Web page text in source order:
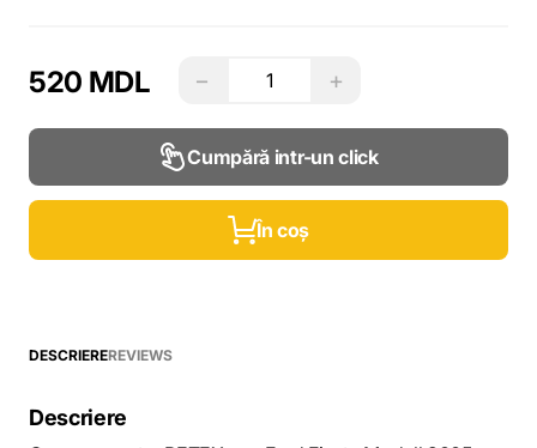
520 MDL − +
Cumpără intr-un click
În coș
DESCRIEREREVIEWS
Descriere